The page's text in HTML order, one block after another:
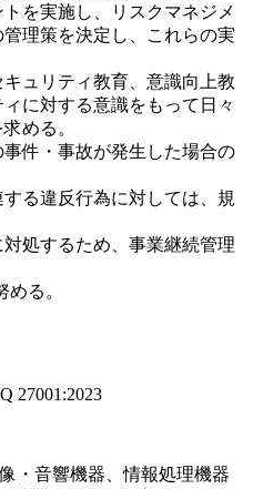
を実施し、リスクマネジメ
理策を決定し、これらの実
ュリティ教育、意識向上教
に対する意識をもって日々
める。
件・事故が発生した場合の
る違反行為に対しては、規
処するため、事業継続管理
る。
27001:2023
・音響機器、情報処理機器